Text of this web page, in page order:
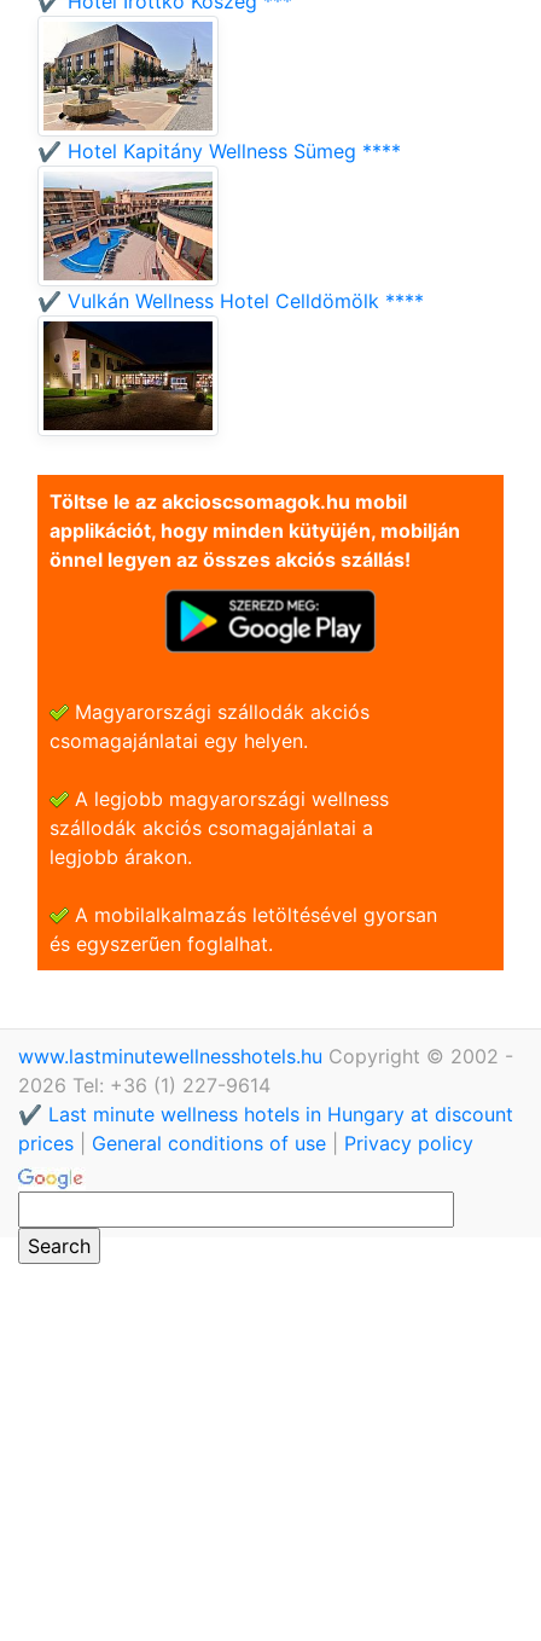
✔️ Hotel Kapitány Wellness Sümeg ****
✔️ Vulkán Wellness Hotel Celldömölk ****
Töltse le az akcioscsomagok.hu mobil
applikációt, hogy minden kütyüjén, mobilján
önnel legyen az összes akciós szállás!
Magyarországi szállodák akciós
csomagajánlatai egy helyen.
A legjobb magyarországi wellness
szállodák akciós csomagajánlatai a
legjobb árakon.
A mobilalkalmazás letöltésével gyorsan
és egyszerũen foglalhat.
www.lastminutewellnesshotels.hu Copyright © 2002 -
2026 Tel: +36 (1) 227-9614
✔️ Last minute wellness hotels in Hungary at discount
prices
General conditions of use Privacy policy